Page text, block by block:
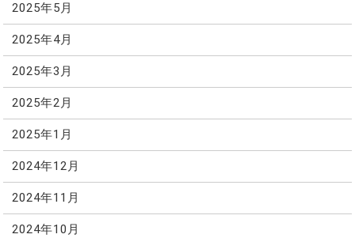
2025年5月
2025年4月
2025年3月
2025年2月
2025年1月
2024年12月
2024年11月
2024年10月